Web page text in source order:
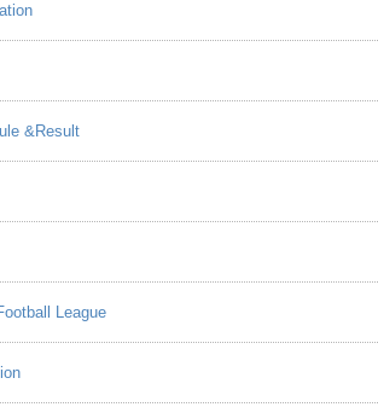
&Result
League